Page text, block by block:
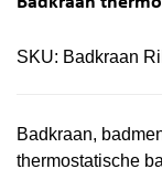
SKU: Badkraan
Badkraan,
thermostatische